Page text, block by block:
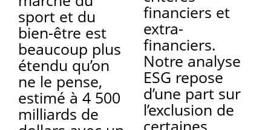
sport et du
bien-être est
beaucoup plus
étendu qu’on
ne le pense,
estimé à 4 500
milliards de
financiers et
extra-
financiers.
Notre analyse
ESG repose
d’une part sur
l’exclusion de
certaines